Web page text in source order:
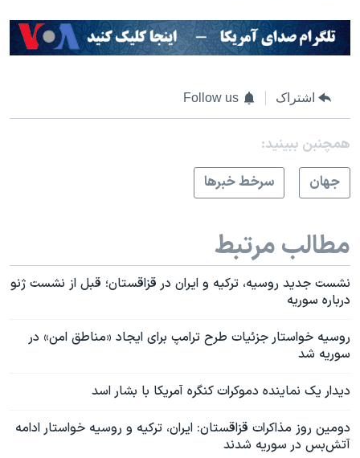
اشتراک Follow us
همچنبن ببینید:
جهان
سرخط خبرها
مطالب مرتبط
نشست جدید روسیه، ترکیه و ایران در قزاقستان؛ قبل از نشست ژنو
درباره سوریه
روسیه خواستار جزئیات طرح ترامپ برای ایجاد «مناطق امن» در
سوریه شد
دیدار یک نماینده دموکرات کنگره آمریکا با بشار اسد
دومین روز مذاکرات قزاقستان: ایران، ترکیه و روسیه خواستار ادامه
آتش‌بس در سوریه شدند